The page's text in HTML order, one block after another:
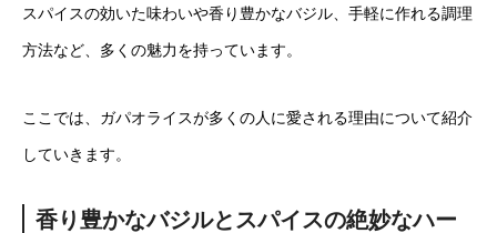
スパイスの効いた味わいや香り豊かなバジル、手軽に作れる調理
方法など、多くの魅力を持っています。
ここでは、ガパオライスが多くの人に愛される理由について紹介
していきます。
香り豊かなバジルとスパイスの絶妙なハー